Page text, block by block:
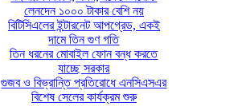
লেনদেন ১০০০ টাকার বেশি নয়
বিটিসিএলের ইন্টারনেট আপগ্রেড, একই
দামে তিন গুণ গতি
তিন ধরনের মোবাইল ফোন বন্ধ করতে
যাচ্ছে সরকার
গুজব ও বিভ্রান্তি প্রতিরোধে এনসিএসএর
বিশেষ সেলের কার্যক্রম শুরু